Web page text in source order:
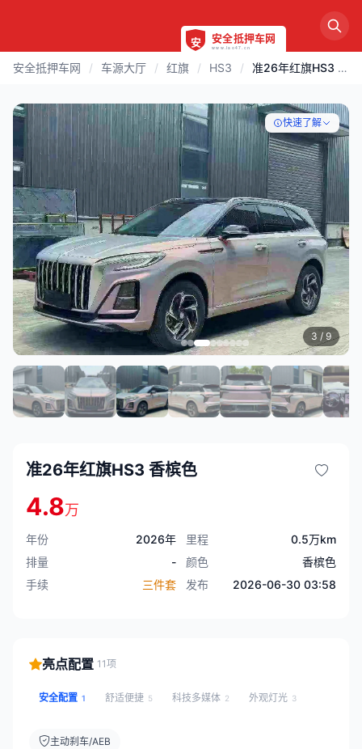
安全抵押车网 / 车源大厅 / 红旗 / HS3 / 准26年红旗HS3 香槟色
快速了解
3 / 9
准26年红旗HS3 香槟色
4.8万
年份 2026年 里程
0.5万km
排量
- 颜色
香槟色
手续
三件套 发布 2026-06-30 03:58
亮点配置 11项
安全配置 1 舒适便捷 5 科技多媒体 2 外观灯光 3
主动刹车/AEB